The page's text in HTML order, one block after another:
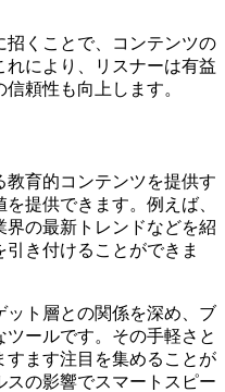
くことで、コンテンツの
により、リスナーは有益
頼性も向上します。
教育的コンテンツを提供す
提供できます。例えば、
の最新トレンドなどを紹
き付けることができま
ット層との関係を深め、ブ
ールです。その手軽さと
すます注目を集めることが
の影響でスマートスピー